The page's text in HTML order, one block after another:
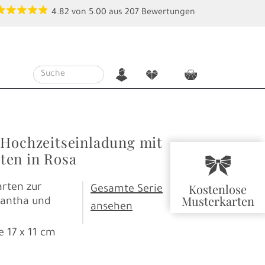
r
Kostenlose
Musterkarten
4.82 von 5.00 aus 207 Bewertungen
n f c
mit
in Rosa
zur
und
Gesamte Serie
ansehen
17 x 11 cm